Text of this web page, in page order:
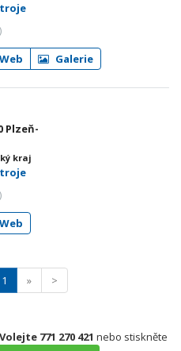
Web Galerie
Plzeň-
kraj
Web
1 » >
Volejte 771 270 421 nebo stiskněte